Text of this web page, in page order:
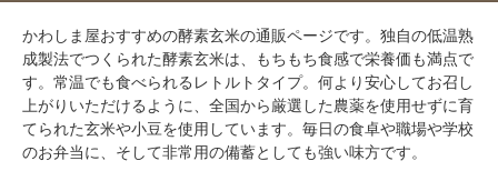
かわしま屋おすすめの酵素玄米の通販ページです。独自の低温熟
成製法でつくられた酵素玄米は、もちもち食感で栄養価も満点で
す。常温でも食べられるレトルトタイプ。何より安心してお召し
上がりいただけるように、全国から厳選した農薬を使用せずに育
てられた玄米や小豆を使用しています。毎日の食卓や職場や学校
のお弁当に、そして非常用の備蓄としても強い味方です。